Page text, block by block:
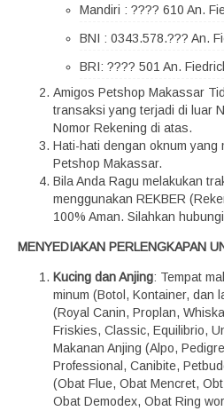
Mandiri : ???? 610 An.
BNI : 0343.578.??? An.
BRI: ???? 501 An.
Amigos Petshop Makassar
transaksi yang terjadi di luar
Nomor Rekening di atas.
Hati-hati dengan oknum yang
Petshop Makassar.
Bila Anda Ragu melakukan
menggunakan REKBER
100% Aman. Silahkan
MENYEDIAKAN PERLENGKAPAN
Kucing dan Anjing: Tempat
minum (Botol, Kontainer, dan
(Royal Canin, Proplan,
Friskies, Classic, Equilibrio,
Makanan Anjing (Alpo,
Professional, Canibite,
(Obat Flue, Obat Mencret,
Obat Demodex, Obat Ring